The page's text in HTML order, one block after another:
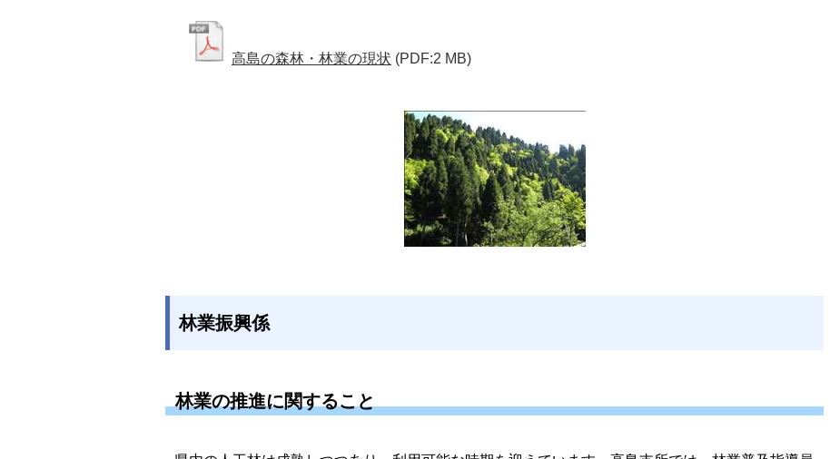
高島の森林・林業の現状 (PDF:2 MB)
林業振興係
林業の推進に関すること